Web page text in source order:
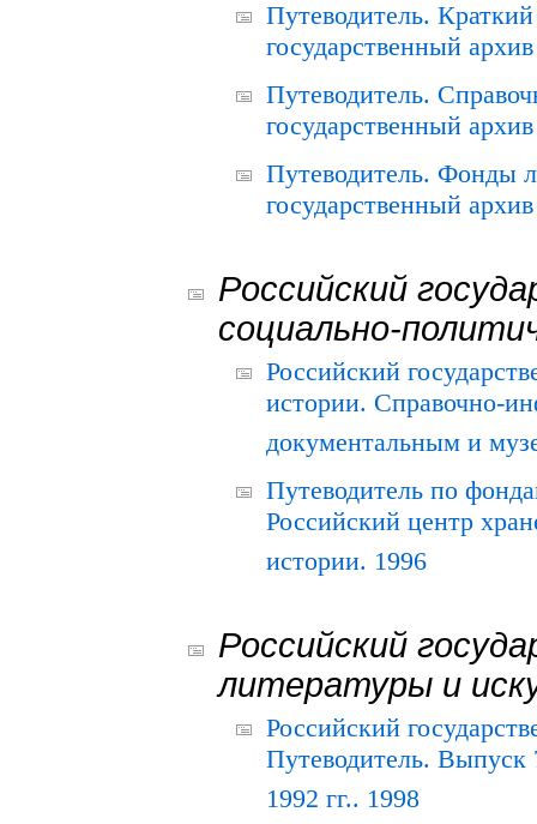
Путеводитель.
государственный
Путеводитель.
государственный
Путеводитель. Фонды
государственный
Российский
социально-
Российский
истории. Справочно-
документальным и
Путеводитель по
Российский центр
истории. 1996
Российский
литературы и
Российский
Путеводитель.
1992 гг.. 1998